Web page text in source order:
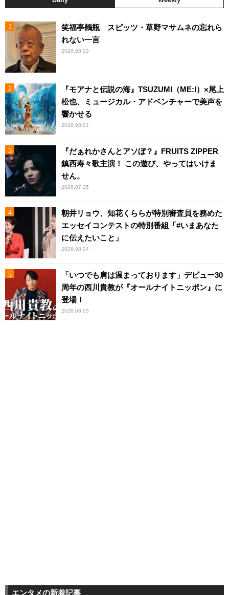
笑福亭鶴瓶 スピッツ・草野マサムネの忘れら
れない一言
2026.08.03
『モアナと伝説の海』TSUZUMI（ME:I）×尾上
松也、ミュージカル・アドベンチャーで美声を
響かせる
2026.08.01
『だぁれかさんとアソぼ？』FRUITS ZIPPER
鎮西寿々歌主演！ この遊び、やってはいけま
せん。
2026.07.25
朝井リョウ、知花くららが特別審査員を務めた
エッセイコンテストの特別番組「#いまあなた
に伝えたいこと」
2026.08.04
「いつでも肩は温まっております」デビュー30
周年の西川貴教が『オールナイトニッポン』に
登場！
2026.08.03
エンタメの新着記事